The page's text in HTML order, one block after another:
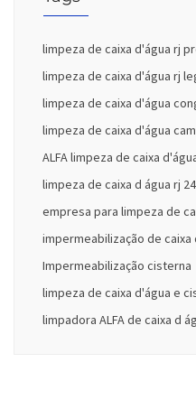
limpeza de caixa d'água rj
limpeza de caixa d'água rj
limpeza de caixa d'água
limpeza de caixa d'água
ALFA limpeza de caixa
limpeza de caixa d água rj
empresa para limpeza de
impermeabilização de caixa
Impermeabilização cisterna
limpeza de caixa d'água e
limpadora ALFA de caixa d